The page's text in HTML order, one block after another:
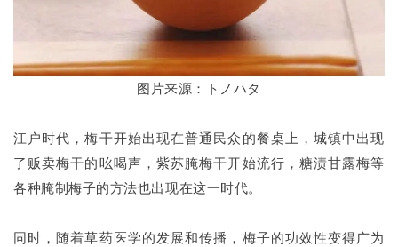
图片来源：トノハタ
江户时代，梅干开始出现在普通民众的餐桌上，城镇中出现
了贩卖梅干的吆喝声，紫苏腌梅干开始流行，糖渍甘露梅等
各种腌制梅子的方法也出现在这一时代。
同时，随着草药医学的发展和传播，梅子的功效性变得广为